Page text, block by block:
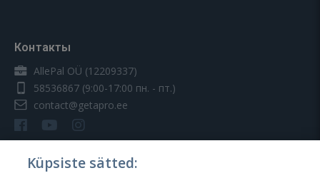
Контакты
AllePal OÜ (12209337)
58536867 (9:00-17:00 пн. - пт.)
contact@getapro.ee
Küpsiste sätted: